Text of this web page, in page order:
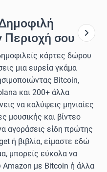
Περιοχή σου
κάρτες δώρου
μια ευρεία γκάμα
Bitcoin,
και 200+ άλλα
να καλύψεις μηνιαίες
μουσικής και βίντεο
αγοράσεις είδη πρώτης
ή βιβλία, είμαστε εδώ
μπορείς εύκολα να
Amazon με Bitcoin ή άλλα